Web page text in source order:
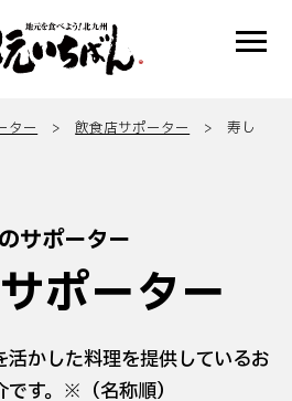
ター >飲食店サポーター
> 寿し
サポーター
ポーター
かした料理を提供しているお
す。※（名称順）